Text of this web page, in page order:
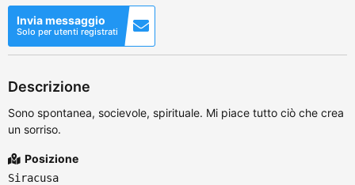
Invia messaggio
Solo per utenti registrati
Descrizione
Sono spontanea, socievole, spirituale. Mi piace tutto ciò che crea
un sorriso.
Posizione
Siracusa